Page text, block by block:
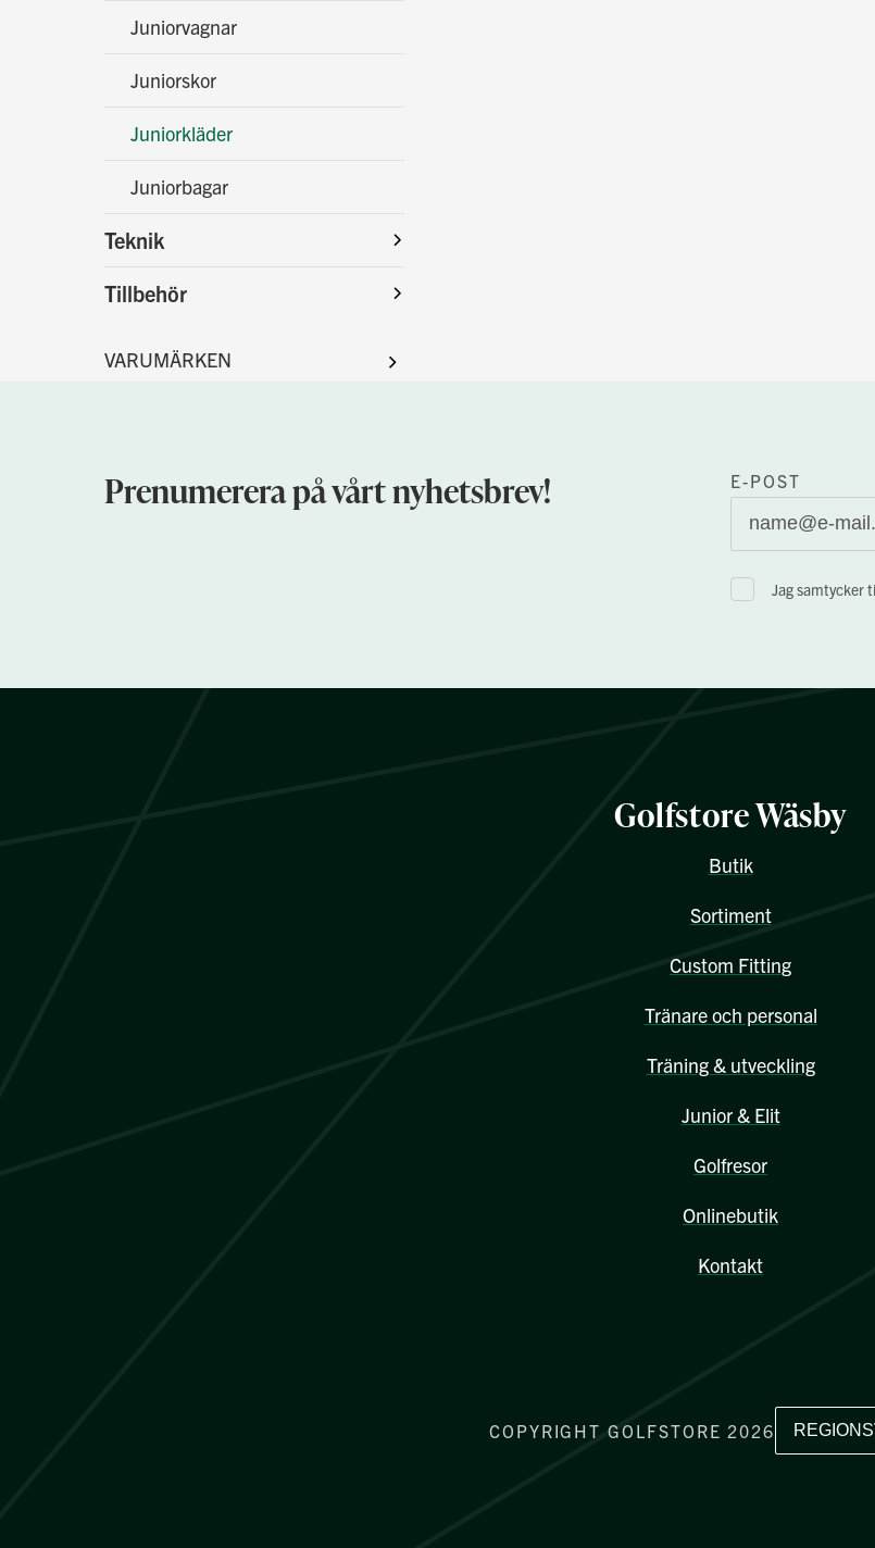
Juniorvagnar
Juniorskor
Juniorkläder
Juniorbagar
Teknik
Tillbehör
Prenumerera på vårt nyhetsbrev!
E-POST
Jag samtycker
Golfstore Wäsby
Butik
Sortiment
Custom Fitting
Tränare och personal
Träning & utveckling
Junior & Elit
Golfresor
Onlinebutik
Kontakt
COPYRIGHT GOLFSTORE 2026